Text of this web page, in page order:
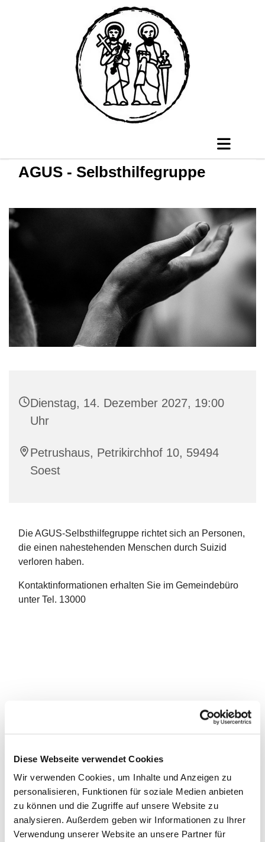
Diese Webseite verwendet Cookies
Wir verwenden Cookies, um Inhalte und Anzeigen zu
personalisieren, Funktionen für soziale Medien anbieten
zu können und die Zugriffe auf unsere Website zu
analysieren. Außerdem geben wir Informationen zu Ihrer
Verwendung unserer Website an unsere Partner für
AGUS - Selbsthilfegruppe
Dienstag, 14. Dezember 2027, 19:00
Uhr
Petrushaus, Petrikirchhof 10, 59494
Soest
Die AGUS-Selbsthilfegruppe richtet sich an Personen,
die einen nahestehenden Menschen durch Suizid
verloren haben.
Kontaktinformationen erhalten Sie im Gemeindebüro
unter Tel. 13000